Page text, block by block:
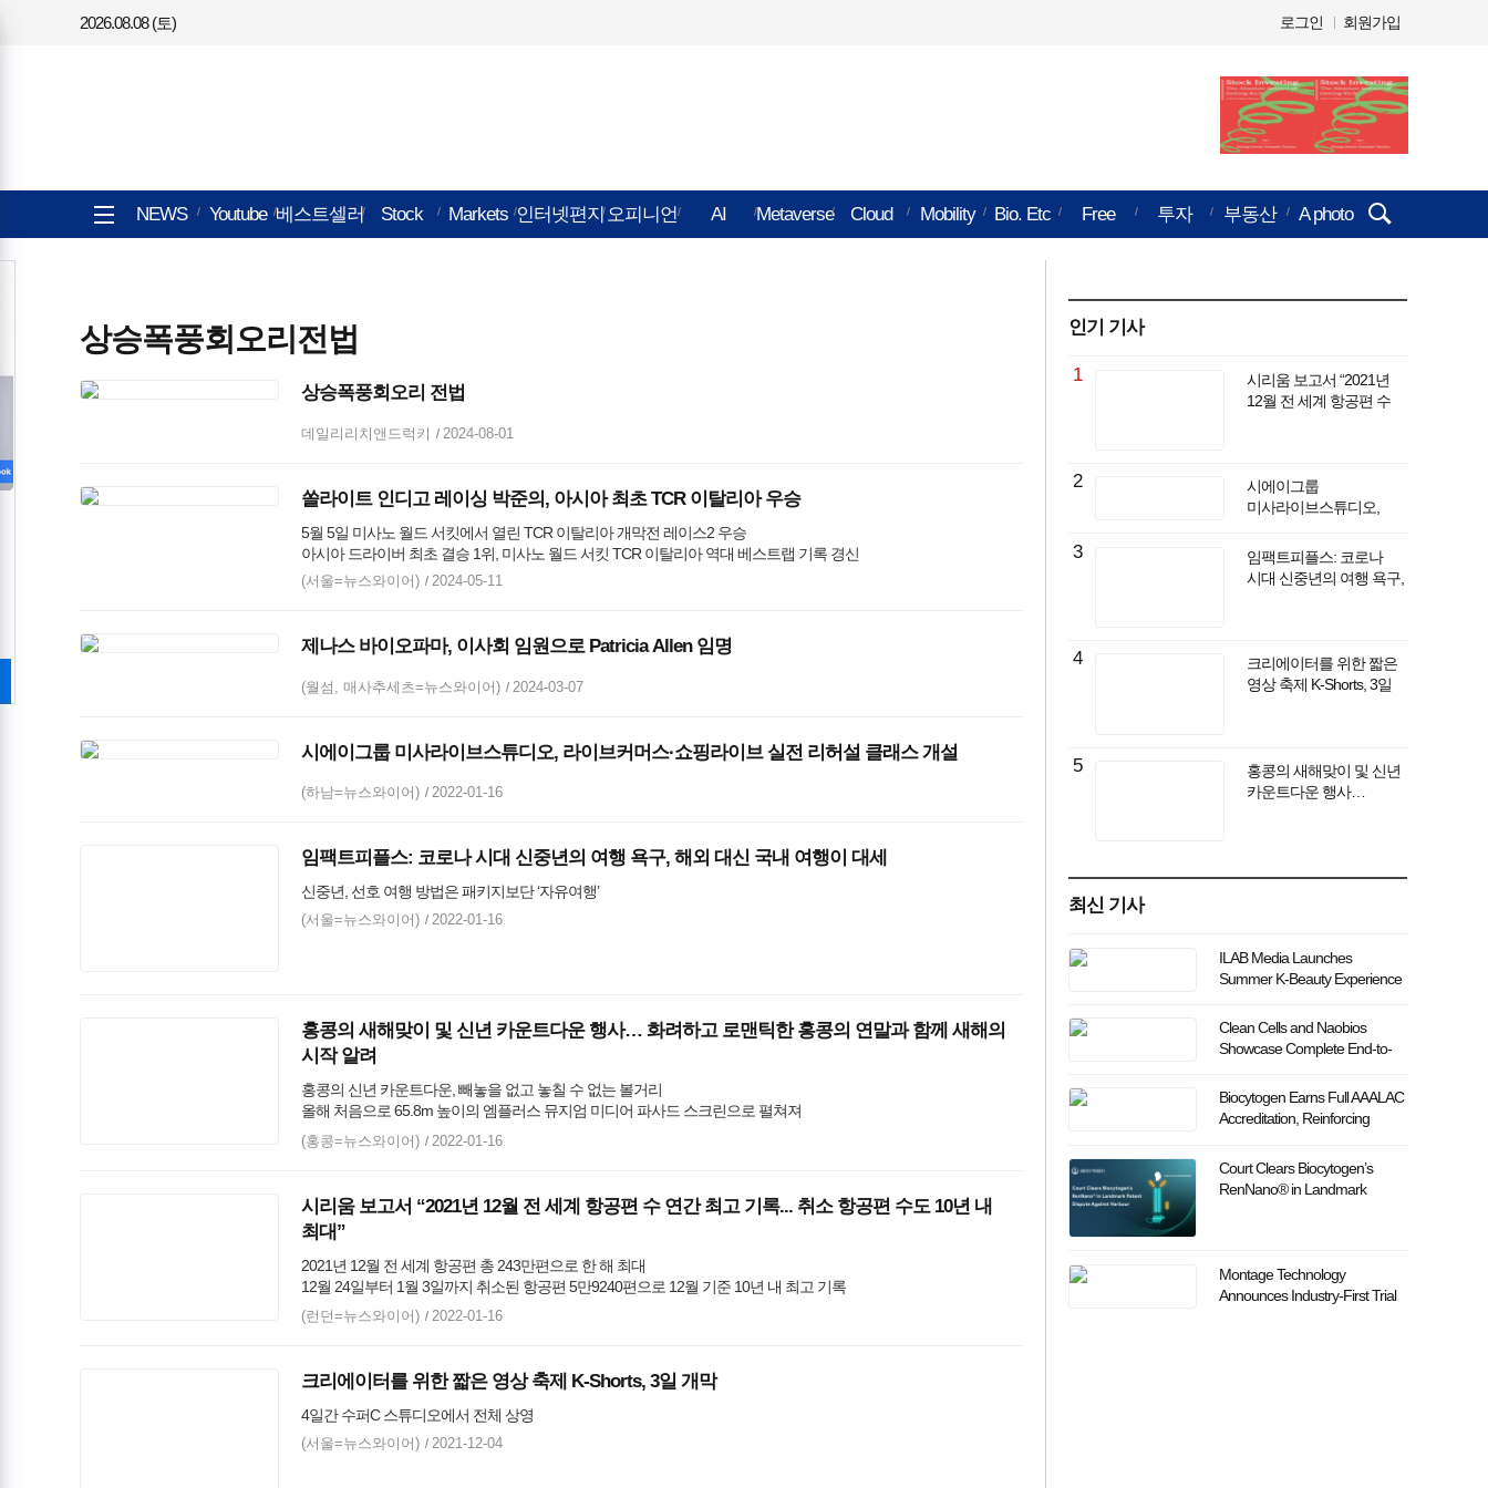
2026.08.08 (토) 로그인 회원가입
전체메뉴
열기/
닫기
NEWS Youtube 베스트셀러 Stock Markets 인터넷편지 오피니언 AI Metaverse Cloud Mobility Bio. Etc Free 투자 부동산 A photo
검색창
열기/
닫기
상승폭풍회오리전법
상승폭풍회오리 전법
데일리리치앤드럭키 2024-08-01
쏠라이트 인디고 레이싱 박준의, 아시아 최초 TCR 이탈리아 우승
5월 5일 미사노 월드 서킷에서 열린 TCR 이탈리아 개막전 레이스2 우승
아시아 드라이버 최초 결승 1위, 미사노 월드 서킷 TCR 이탈리아 역대 베스트랩 기록 경신
(서울=뉴스와이어) 2024-05-11
제나스 바이오파마, 이사회 임원으로 Patricia Allen 임명
(월섬, 매사추세츠=뉴스와이어) 2024-03-07
시에이그룹 미사라이브스튜디오, 라이브커머스·쇼핑라이브 실전 리허설 클래스 개설
(하남=뉴스와이어) 2022-01-16
임팩트피플스: 코로나 시대 신중년의 여행 욕구, 해외 대신 국내 여행이 대세
신중년, 선호 여행 방법은 패키지보단 ‘자유여행’
(서울=뉴스와이어) 2022-01-16
홍콩의 새해맞이 및 신년 카운트다운 행사… 화려하고 로맨틱한 홍콩의 연말과 함께 새해의
시작 알려
홍콩의 신년 카운트다운, 빼놓을 없고 놓칠 수 없는 볼거리
올해 처음으로 65.8m 높이의 엠플러스 뮤지엄 미디어 파사드 스크린으로 펼쳐져
쿵 헤이 팟초이(광둥어로 ‘새해 복 많이 받으세요-부자되세요!’의 의미)
(홍콩=뉴스와이어) 2022-01-16
시리움 보고서 “2021년 12월 전 세계 항공편 수 연간 최고 기록... 취소 항공편 수도 10년 내
최대”
2021년 12월 전 세계 항공편 총 243만편으로 한 해 최대
12월 24일부터 1월 3일까지 취소된 항공편 5만9240편으로 12월 기준 10년 내 최고 기록
1월 1일부터 3일까지 3일간 2만500편 취소
12월 24일부터 1월 3일까지 미국 4대 항공사의 취소 항공편 총 7040편
하츠필드잭슨 애틀랜타 국제공항이 2021년 가장 붐비는 공항으로 등극
정시 운항률은 상위 20대 공항 가운데 15위
(런던=뉴스와이어) 2022-01-16
크리에이터를 위한 짧은 영상 축제 K-Shorts, 3일 개막
4일간 수퍼C 스튜디오에서 전체 상영
(서울=뉴스와이어) 2021-12-04
인기 기사
1
시리움 보고서 “2021년
12월 전 세계 항공편 수
2
시에이그룹
미사라이브스튜디오,
쇼핑라이브 실전 리허설
클래스 개설
3
임팩트피플스: 코로나
시대 신중년의 여행 욕구,
4
크리에이터를 위한 짧은
영상 축제 K-Shorts, 3일
5
홍콩의 새해맞이 및 신년
카운트다운 행사…
최신 기사
ILAB Media Launches
Summer K-Beauty Experience
Clean Cells and Naobios
Showcase Complete End-to-
Solutions at Bio Korea 2026
Biocytogen Earns Full AAALAC
Accreditation, Reinforcing
Research and Drug Discovery
Court Clears Biocytogen’s
RenNano® in Landmark
Montage Technology
Announces Industry-First Trial